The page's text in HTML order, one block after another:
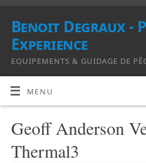
Benoit Degraux -
Experience
EQUIPEMENTS & GUIDAGE DE
MENU
Geoff Anderson
Thermal3